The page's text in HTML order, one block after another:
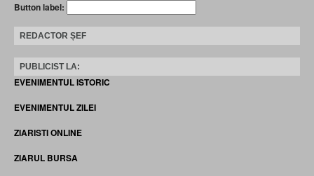
Button label:
REDACTOR ȘEF
PUBLICIST LA:
EVENIMENTUL ISTORIC
EVENIMENTUL ZILEI
ZIARISTI ONLINE
ZIARUL BURSA